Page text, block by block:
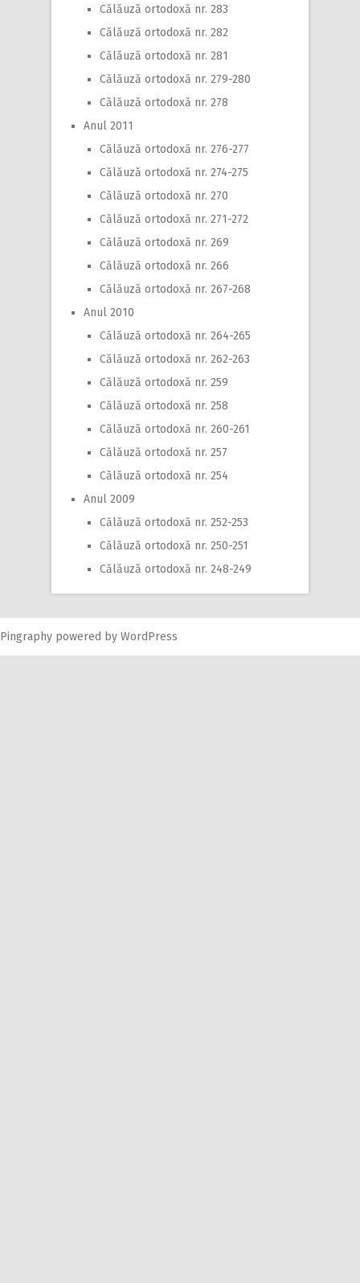
Călăuză ortodoxă nr. 283
Călăuză ortodoxă nr. 282
Călăuză ortodoxă nr. 281
Călăuză ortodoxă nr. 279-280
Călăuză ortodoxă nr. 278
Anul 2011
Călăuză ortodoxă nr. 276-277
Călăuză ortodoxă nr. 274-275
Călăuză ortodoxă nr. 270
Călăuză ortodoxă nr. 271-272
Călăuză ortodoxă nr. 269
Călăuză ortodoxă nr. 266
Călăuză ortodoxă nr. 267-268
Anul 2010
Călăuză ortodoxă nr. 264-265
Călăuză ortodoxă nr. 262-263
Călăuză ortodoxă nr. 259
Călăuză ortodoxă nr. 258
Călăuză ortodoxă nr. 260-261
Călăuză ortodoxă nr. 257
Călăuză ortodoxă nr. 254
Anul 2009
Călăuză ortodoxă nr. 252-253
Călăuză ortodoxă nr. 250-251
Călăuză ortodoxă nr. 248-249
Pingraphy powered by WordPress